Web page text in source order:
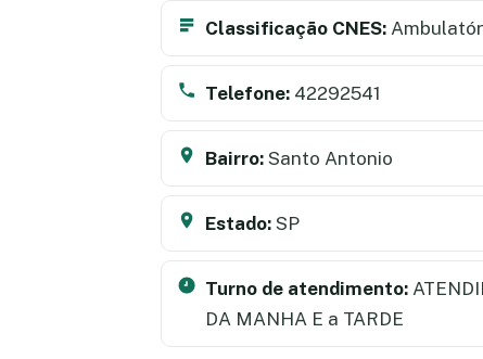
Classificação CNES:
Telefone: 42292541
Bairro: Santo Antonio
Estado: SP
Turno de atendimento:
DA MANHA E a TARDE